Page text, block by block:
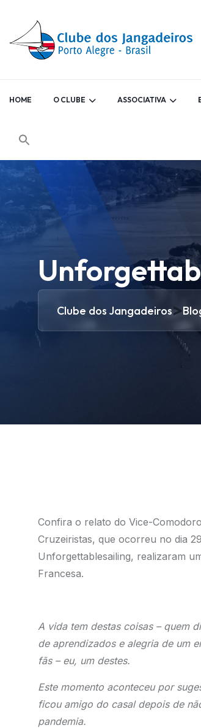
HOME O CLUBE ASSOCIATIVA
Clube dos Jangadeiros>
Confira o relato do Vice-
Cruzeiristas, que ocorreu no dia
Unforgettablesailing, realizaram
Francesa.
A vida tem destas coisas – quem
de aprendizados e alegria de um
fãs – eu, um destes.
Este momento aconteceu por
ficou amigo do casal depois de
pandemia.